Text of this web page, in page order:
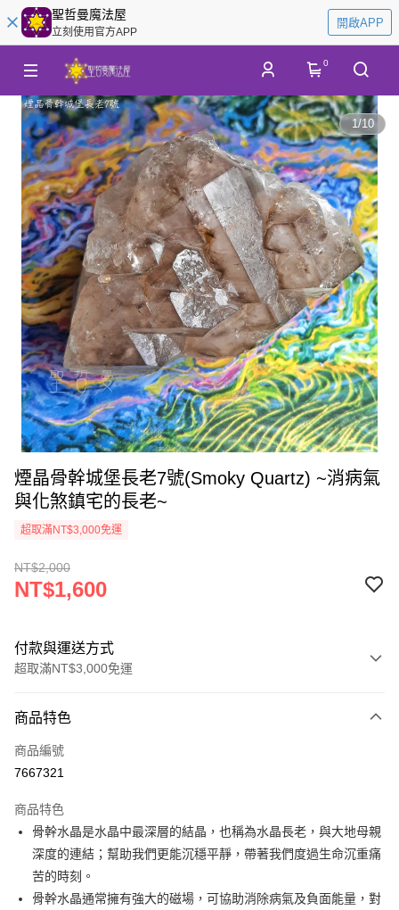
聖哲曼魔法屋
立刻使用官方APP
開啟APP
0
1/10
煙晶骨幹城堡長老7號(Smoky Quartz) ~消病氣
與化煞鎮宅的長老~
超取滿NT$3,000免運
NT$2,000
NT$1,600
付款與運送方式
超取滿NT$3,000免運
信用卡一次付款
超商取貨付款
Apple Pay
街口支付
悠遊付
商品特色
商品編號
7667321
商品特色
骨幹水晶是水晶中最深層的結晶，也稱為水晶長老，與大地母親
深度的連結；幫助我們更能沉穩平靜，帶著我們度過生命沉重痛
苦的時刻。
骨幹水晶通常擁有強大的磁場，可協助消除病氣及負面能量，對